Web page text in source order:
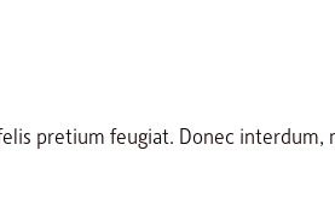
pretium feugiat. Donec